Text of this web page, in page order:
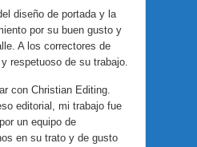
diseño de portada y la
por su buen gusto y
A los correctores de
respetuoso de su trabajo.
con Christian Editing.
editorial, mi trabajo fue
un equipo de
en su trato y de gusto